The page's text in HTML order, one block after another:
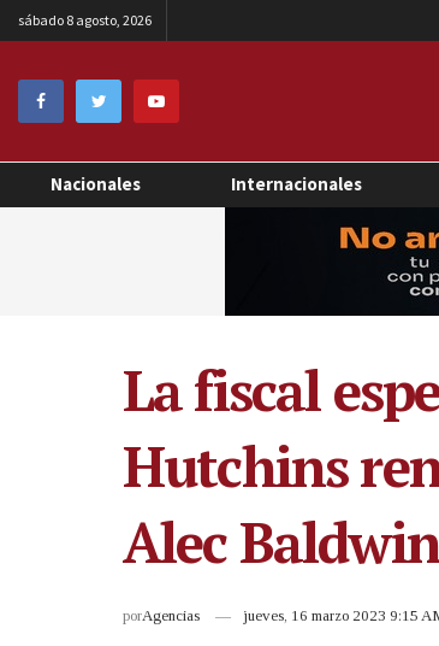
sábado 8 agosto, 2026
Nacionales Internacionales
La fiscal
Hutchins
Alec Baldwin
porAgencias jueves, 16 marzo 2023 9:15